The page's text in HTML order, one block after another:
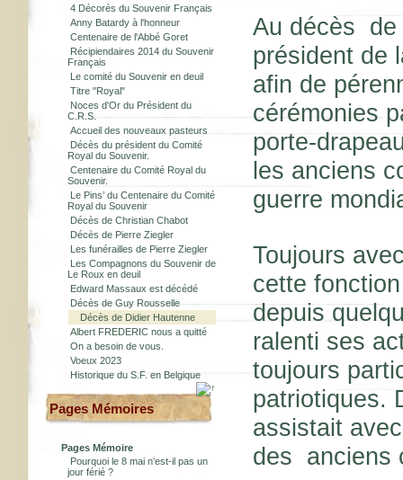
4 Décorés du Souvenir Français
Anny Batardy à l'honneur
Centenaire de l'Abbé Goret
Récipiendaires 2014 du Souvenir
Français
Le comité du Souvenir en deuil
Titre "Royal"
Noces d'Or du Président du
C.R.S.
Accueil des nouveaux pasteurs
Décès du président du Comité
Royal du Souvenir.
Centenaire du Comité Royal du
Souvenir.
Le Pins’ du Centenaire du Comité
Royal du Souvenir
Décès de Christian Chabot
Décès de Pierre Ziegler
Les funérailles de Pierre Ziegler
Les Compagnons du Souvenir de
Le Roux en deuil
Edward Massaux est décédé
Décès de Guy Rousselle
Décès de Didier Hautenne
Albert FREDERIC nous a quitté
On a besoin de vous.
Voeux 2023
Historique du S.F. en Belgique
Pages Mémoires
Pages Mémoire
Pourquoi le 8 mai n'est-il pas un
jour férié ?
Au décès de
président de
afin de
cérémonies
porte-
les anciens
guerre
Toujours
cette
depuis
ralenti ses
toujours
patriotiques.
assistait
des anciens